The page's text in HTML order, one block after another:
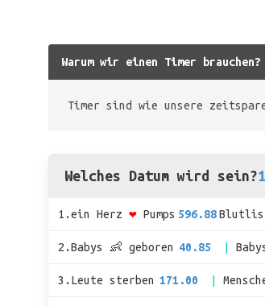
Warum wir einen Timer brauchen?
Timer sind wie unsere
Welches Datum wird sein?
1.ein Herz ❤ Pumps 596.88
2.Babys 👶 geboren 40.85
3.Leute sterben 171.00